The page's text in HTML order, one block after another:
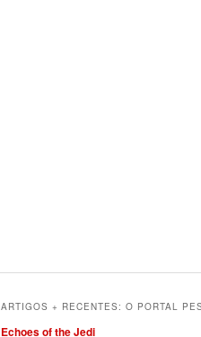
ARTIGOS + RECENTES: O PORTAL
Echoes of the Jedi